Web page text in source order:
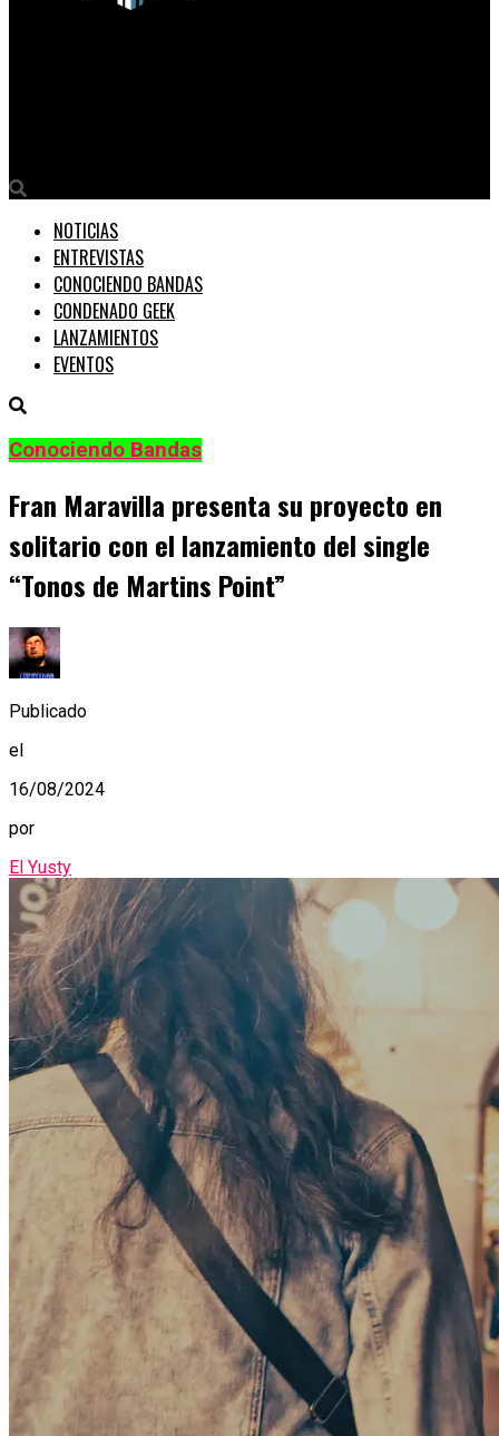
NOTICIAS
ENTREVISTAS
CONOCIENDO BANDAS
CONDENADO GEEK
LANZAMIENTOS
EVENTOS
Conociendo Bandas
Fran Maravilla presenta su proyecto en
solitario con el lanzamiento del single
“Tonos de Martins Point”
Publicado
el
16/08/2024
por
El Yusty